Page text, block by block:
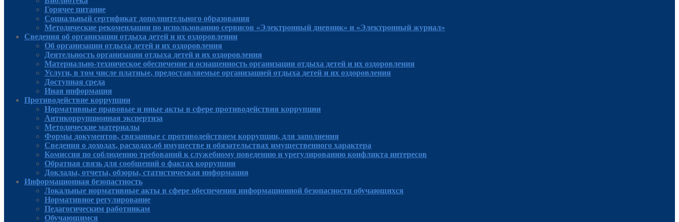
Горячее питание
Социальный сертификат дополнительного образования
Методические рекомендации по использованию сервисов «Электронный дневник» и «Электронный журнал»
Сведения об организации отдыха детей и их оздоровлении
Об организации отдыха детей и их оздоровления
Деятельность организации отдыха детей и их оздоровления
Материально-техническое обеспечение и оснащенность организации отдыха детей и их оздоровления
Услуги, в том числе платные, предоставляемые организацией отдыха детей и их оздоровления
Доступная среда
Иная информация
Противодействие коррупции
Нормативные правовые и иные акты в сфере противодействия коррупции
Антикоррупционная экспертиза
Методические материалы
Формы документов, связанные с противодействием коррупции, для заполнения
Сведения о доходах, расходах,об имуществе и обязательствах имущественного характера
Комиссия по соблюдению требований к служебному поведению и урегулированию конфликта интересов
Обратная связь для сообщений о фактах коррупции
Доклады, отчеты, обзоры, статистическая информация
Информационная безопастность
Локальные нормативные акты в сфере обеспечения информационной безопасности обучающихся
Нормативное регулирование
Педагогическим работникам
Обучающимся